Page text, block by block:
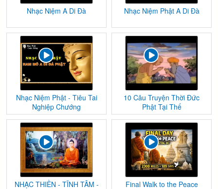
Nhạc Niệm A Di Đà Nhạc Niệm Phật A Di Đà
Nhạc Niệm Phật - Tiêu Tai
Nghiệp Chướng
10 Câu Truyện Thời Đức
Phật Tại Thế
NHẠC THIỀN - TĨNH TÂM -
Final Walk to the Peace